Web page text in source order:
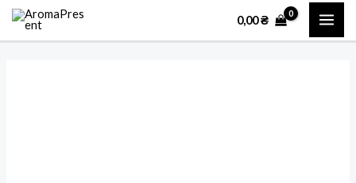
Перейти
0,00₴
Количество
товара